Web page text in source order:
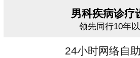
男科疾病诊疗
领先同行10年
24小时网络自